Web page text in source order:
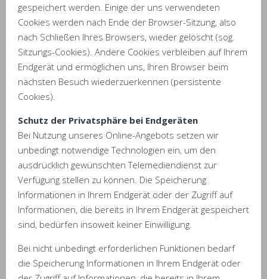
gespeichert werden. Einige der uns verwendeten
Cookies werden nach Ende der Browser-Sitzung, also
nach Schließen Ihres Browsers, wieder gelöscht (sog.
Sitzungs-Cookies). Andere Cookies verbleiben auf Ihrem
Endgerät und ermöglichen uns, Ihren Browser beim
nächsten Besuch wiederzuerkennen (persistente
Cookies).
Schutz der Privatsphäre bei Endgeräten
Bei Nutzung unseres Online-Angebots setzen wir
unbedingt notwendige Technologien ein, um den
ausdrücklich gewünschten Telemediendienst zur
Verfügung stellen zu können. Die Speicherung
Informationen in Ihrem Endgerät oder der Zugriff auf
Informationen, die bereits in Ihrem Endgerät gespeichert
sind, bedürfen insoweit keiner Einwilligung.
Bei nicht unbedingt erforderlichen Funktionen bedarf
die Speicherung Informationen in Ihrem Endgerät oder